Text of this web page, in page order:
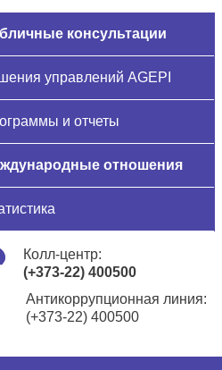
консультации
управлений AGEPI
и отчеты
отношения
Колл-центр:
(+373-22) 400500
Антикоррупционная линия:
(+373-22) 400500